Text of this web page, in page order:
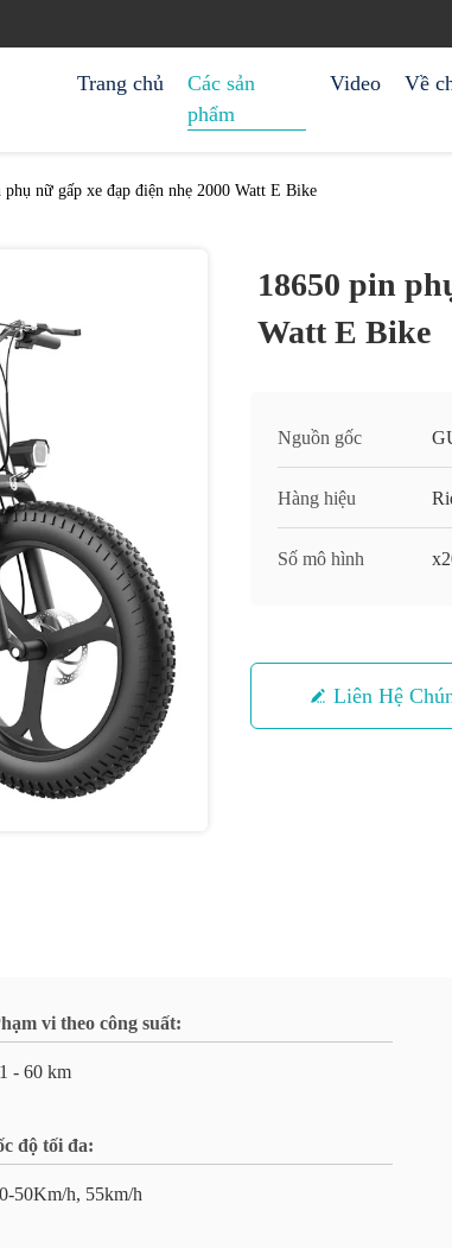
Trang chủ
Các sản
phẩm
Video Về
phụ nữ gấp xe đạp điện nhẹ 2000 Watt E Bike
18650 pin
Watt E Bike
Nguồn gốc
Hàng hiệu
Số mô hình
Liên Hệ
vi theo công suất:
- 60 km
độ tối đa:
50Km/h, 55km/h